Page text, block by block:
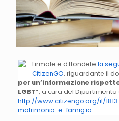
Firmate e diffondete la
CitizenGO, riguardante il
per un’informazione
LGBT”, a cura del
http://www.citizengo.org/it/
matrimonio-e-famiglia